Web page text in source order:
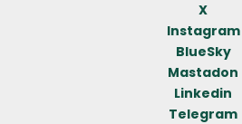
X
Instagram
BlueSky
Mastadon
Linkedin
Telegram